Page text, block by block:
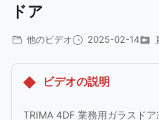
ドア
他のビデオ 2025-02-14
ビデオの説明
TRIMA 4DF 業務用ガラスド